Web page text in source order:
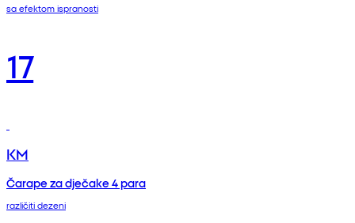
sa efektom ispranosti
17
KM
Čarape za dječake 4 para
različiti dezeni